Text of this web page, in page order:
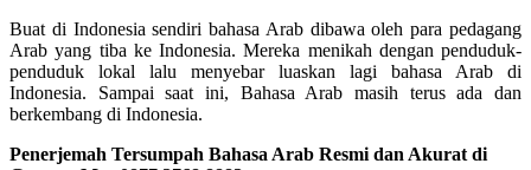
Buat di Indonesia sendiri bahasa Arab dibawa oleh para pedagang
Arab yang tiba ke Indonesia. Mereka menikah dengan penduduk-
penduduk lokal lalu menyebar luaskan lagi bahasa Arab di
Indonesia. Sampai saat ini, Bahasa Arab masih terus ada dan
berkembang di Indonesia.
Penerjemah Tersumpah Bahasa Arab Resmi dan Akurat di